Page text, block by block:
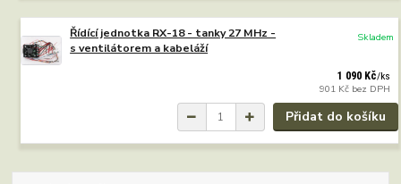
Řídící jednotka RX-18 - tanky 27 MHz -
s ventilátorem a kabeláží
1 090 Kč/ks
901 Kč bez DPH
Skladem
Přidat do košíku